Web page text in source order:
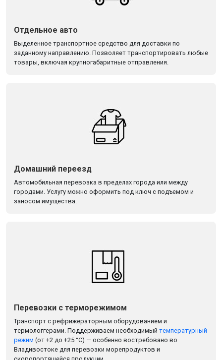
Отдельное авто
Выделенное транспортное средство для доставки по
заданному направлению. Позволяет транспортировать любые
товары, включая крупногабаритные отправления.
Домашний переезд
Автомобильная перевозка в пределах города или между
городами. Услугу можно оформить под ключ с подъемом и
заносом имущества.
Перевозки с терморежимом
Транспорт с рефрижераторным оборудованием и
термологгерами. Поддерживаем необходимый температурный
режим (от +2 до +25 °С) — особенно востребовано во
Владивостоке для перевозки морепродуктов и